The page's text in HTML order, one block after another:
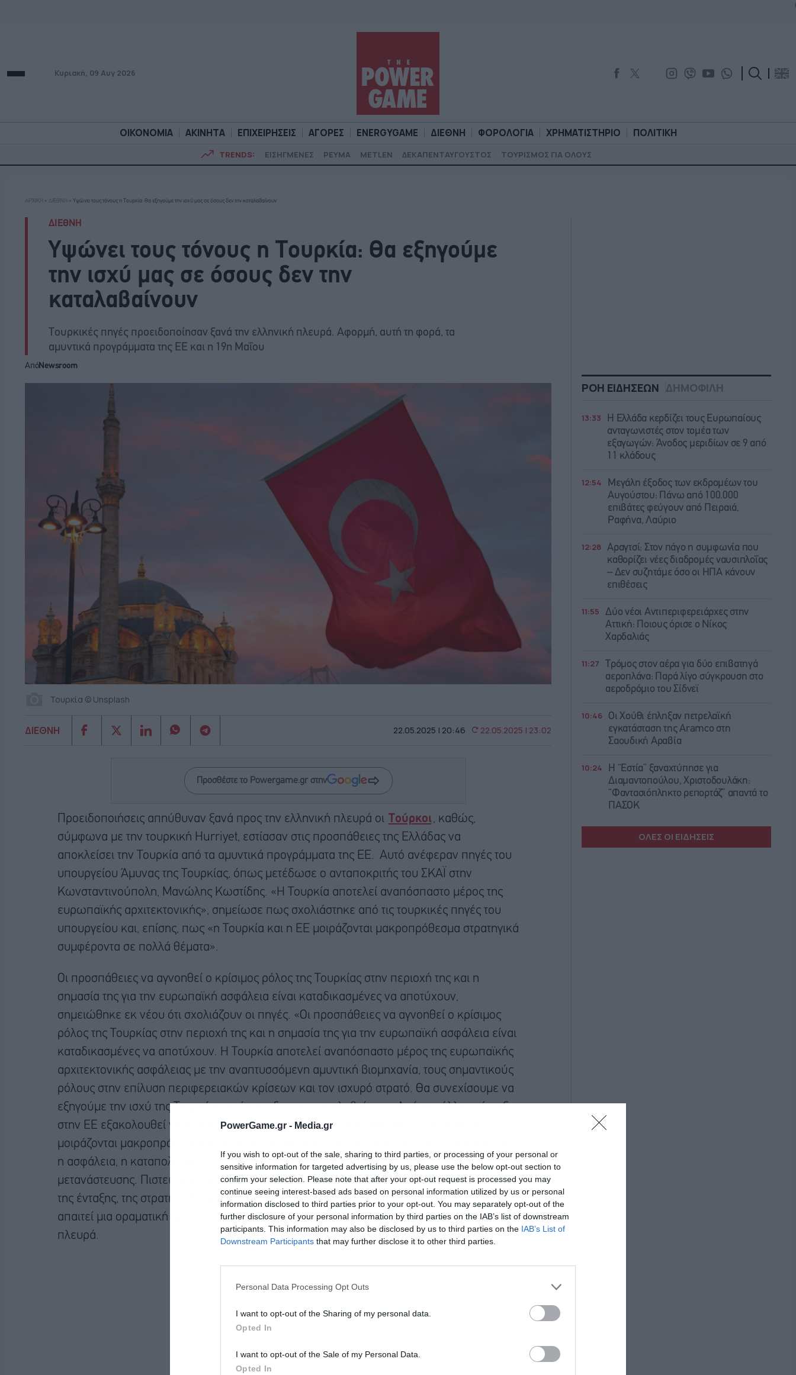
PowerGame.gr - Media.gr
If you wish to opt-out of the sale, sharing to third parties, or processing of your personal or
sensitive information for targeted advertising by us, please use the below opt-out section to
confirm your selection. Please note that after your opt-out request is processed you may
continue seeing interest-based ads based on personal information utilized by us or personal
information disclosed to third parties prior to your opt-out. You may separately opt-out of the
further disclosure of your personal information by third parties on the IAB’s list of downstream
participants. This information may also be disclosed by us to third parties on the IAB’s List of
Downstream Participants that may further disclose it to other third parties.
Personal Data Processing Opt Outs
I want to opt-out of the Sharing of my personal data.
Opted In
I want to opt-out of the Sale of my Personal Data.
Opted In
Κυριακή, 09 Αυγ 2026
ΟΙΚΟΝΟΜΙΑ ΑΚΙΝΗΤΑ ΕΠΙΧΕΙΡΗΣΕΙΣ ΑΓΟΡΕΣ ENERGYGAME ΔΙΕΘΝΗ ΦΟΡΟΛΟΓΙΑ ΧΡΗΜΑΤΙΣΤΗΡΙΟ ΠΟΛΙΤΙΚΗ
TRENDS: ΕΙΣΗΓΜΕΝΕΣ ΡΕΥΜΑ METLEN ΔΕΚΑΠΕΝΤΑΥΓΟΥΣΤΟΣ ΤΟΥΡΙΣΜΟΣ ΓΙΑ ΟΛΟΥΣ
ΟΙΚΟΝΟΜΙΑ ΑΚΙΝΗΤΑ
ΑΡΧΙΚΗ » ΔΙΕΘΝΗ » Υψώνει τους τόνους η Τουρκία: Θα εξηγούμε την ισχύ μας σε όσους δεν την καταλαβαίνουν
ΔΙΕΘΝΗ
Υψώνει τους τόνους η Τουρκία: Θα εξηγούμε
την ισχύ μας σε όσους δεν την
καταλαβαίνουν
Τουρκικές πηγές προειδοποίησαν ξανά την ελληνική πλευρά. Αφορμή, αυτή τη φορά, τα
αμυντικά προγράμματα της ΕΕ και η 19η Μαΐου
ΑπόNewsroom
Τουρκία © Unsplash
ΔΙΕΘΝΗ 22.05.2025 | 20:46 22.05.2025 | 23:02
Προσθέστε το Powergame.gr στην
Προειδοποιήσεις απηύθυναν ξανά προς την ελληνική πλευρά οι Τούρκοι, καθώς,
σύμφωνα με την τουρκική Hurriyet, εστίασαν στις προσπάθειες της Ελλάδας να
αποκλείσει την Τουρκία από τα αμυντικά προγράμματα της ΕΕ. Αυτό ανέφεραν πηγές του
υπουργείου Άμυνας της Τουρκίας, όπως μετέδωσε ο ανταποκριτής του ΣΚΑΪ στην
Κωνσταντινούπολη, Μανώλης Κωστίδης. «Η Toυρκία αποτελεί αναπόσπαστο μέρος της
ευρωπαϊκής αρχιτεκτονικής», σημείωσε πως σχολιάστηκε από τις τουρκικές πηγές του
υπουργείου και, επίσης, πως «η Τουρκία και η ΕΕ μοιράζονται μακροπρόθεσμα στρατηγικά
συμφέροντα σε πολλά θέματα».
Οι προσπάθειες να αγνοηθεί ο κρίσιμος ρόλος της Τουρκίας στην περιοχή της και η
σημασία της για την ευρωπαϊκή ασφάλεια είναι καταδικασμένες να αποτύχουν,
σημειώθηκε εκ νέου ότι σχολιάζουν οι πηγές. «Οι προσπάθειες να αγνοηθεί ο κρίσιμος
ρόλος της Τουρκίας στην περιοχή της και η σημασία της για την ευρωπαϊκή ασφάλεια είναι
καταδικασμένες να αποτύχουν. H Toυρκία αποτελεί αναπόσπαστο μέρος της ευρωπαϊκής
αρχιτεκτονικής ασφάλειας με την αναπτυσσόμενη αμυντική βιομηχανία, τους σημαντικούς
ρόλους στην επίλυση περιφερειακών κρίσεων και τον ισχυρό στρατό. Θα συνεχίσουμε να
εξηγούμε την ισχύ της Τουρκίας σε όσους δεν την καταλαβαίνουν. Από την άλλη, η ένταξη
στην ΕΕ εξακολουθεί να αποτελεί στρατηγικό στόχο για τη χώρα μας. Η Τουρκία και η ΕΕ
μοιράζονται μακροπρόθεσμα στρατηγικά συμφέροντα σε πολλά θέματα όπως η άμυνα και
η ασφάλεια, η καταπολέμηση της τρομοκρατίας και η πρόληψη της παράτυπης
μετανάστευσης. Πιστεύουμε ότι η ευρωπαϊκή ασφάλεια μπορεί να ενισχυθεί μόνο μέσω
της ένταξης, της στρατηγικής προνοητικότητας και της συλλογικής αλληλεγγύης, και αυτό
απαιτεί μια οραματική προσέγγιση» αναφέρθηκε χαρακτηριστικά από την τουρκική
πλευρά.
ΡΟΗ ΕΙΔΗΣΕΩΝ ΔΗΜΟΦΙΛΗ
13:33
Η Ελλάδα κερδίζει τους Ευρωπαίους
ανταγωνιστές στον τομέα των
εξαγωγών: Άνοδος μεριδίων σε 9 από
11 κλάδους
12:54
Μεγάλη έξοδος των εκδρομέων του
Αυγούστου: Πάνω από 100.000
επιβάτες φεύγουν από Πειραιά,
Ραφήνα, Λαύριο
12:28 Αραγτσί: Στον πάγο η συμφωνία που
καθορίζει νέες διαδρομές ναυσιπλοΐας
– Δεν συζητάμε όσο οι ΗΠΑ κάνουν
επιθέσεις
11:55
Δύο νέοι Αντιπεριφερειάρχες στην
Αττική: Ποιους όρισε ο Νίκος
Χαρδαλιάς
11:27
Τρόμος στον αέρα για δύο επιβατηγά
αεροπλάνα: Παρά λίγο σύγκρουση στο
αεροδρόμιο του Σίδνεϊ
10:46
Οι Χούθι έπληξαν πετρελαϊκή
εγκατάσταση της Aramco στη
Σαουδική Αραβία
10:24
Η “Εστία” ξαναχτύπησε για
Διαμαντοπούλου, Χριστοδουλάκη:
“Φαντασιόπληκτο ρεπορτάζ” απαντά το
ΠΑΣΟΚ
ΟΛΕΣ ΟΙ ΕΙΔΗΣΕΙΣ